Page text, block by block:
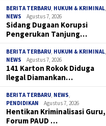
BERITA TERBARU HUKUM & KRIMINAL
NEWS
Agustus 7, 2026
Sidang Dugaan Korupsi
Pengerukan Tanjung…
BERITA TERBARU HUKUM & KRIMINAL
NEWS
Agustus 7, 2026
141 Karton Rokok Diduga
Ilegal Diamankan…
BERITA TERBARU NEWS
PENDIDIKAN
Agustus 7, 2026
Hentikan Kriminalisasi Guru,
Forum PAUD …